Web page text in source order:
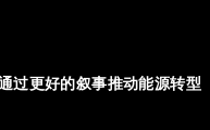
过更好的叙事推动能源转型